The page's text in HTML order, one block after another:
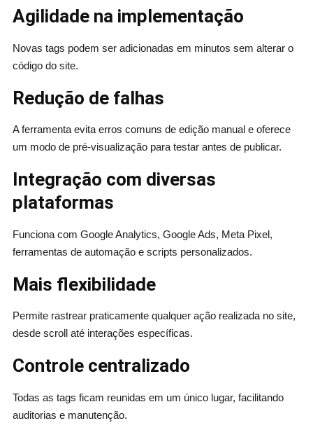
Agilidade na implementação
Novas tags podem ser adicionadas em minutos sem alterar o
código do site.
Redução de falhas
A ferramenta evita erros comuns de edição manual e oferece
um modo de pré-visualização para testar antes de publicar.
Integração com diversas
plataformas
Funciona com Google Analytics, Google Ads, Meta Pixel,
ferramentas de automação e scripts personalizados.
Mais flexibilidade
Permite rastrear praticamente qualquer ação realizada no site,
desde scroll até interações específicas.
Controle centralizado
Todas as tags ficam reunidas em um único lugar, facilitando
auditorias e manutenção.